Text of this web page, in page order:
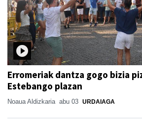
Erromeriak dantza gogo bizia
Estebango plazan
Noaua Aldizkaria abu 03 URDAIAGA